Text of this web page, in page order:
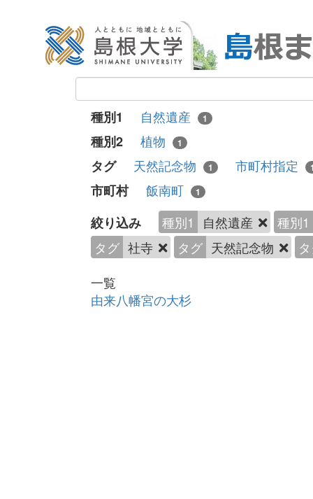
種別1 自然遺産 1
種別2 植物 1
タグ 天然記念物 1 市町村指定
市町村 飯南町 1
絞り込み 種別1 自然遺産
種別1
タグ 社寺 タグ 天然記念物
一覧
由来八幡宮の大杉